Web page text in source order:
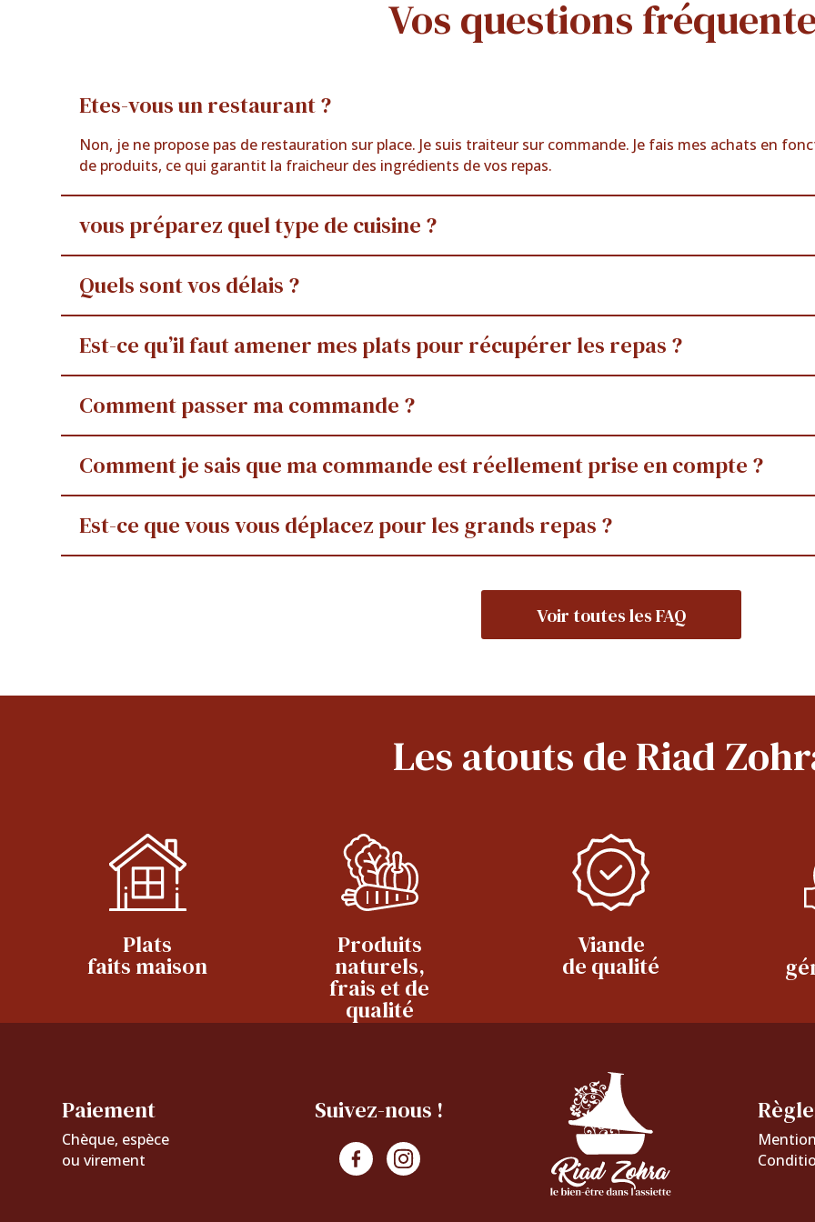
Vos questions
Etes-vous un restaurant ?
Non, je ne propose pas de restauration sur place. Je suis traiteur sur commande. Je fais mes achats en
de produits, ce qui garantit la fraicheur des ingrédients de vos repas.
vous préparez quel type de cuisine ?
Quels sont vos délais ?
Est-ce qu’il faut amener mes plats pour récupérer les repas ?
Comment passer ma commande ?
Comment je sais que ma commande est réellement prise en compte ?
Est-ce que vous vous déplacez pour les grands repas ?
Voir toutes les FAQ
Les atouts de Riad
Plats
faits maison
Produits
naturels,
frais et de
qualité
Viande
de qualité
Paiement
Chèque, espèce
ou virement
Suivez-nous !